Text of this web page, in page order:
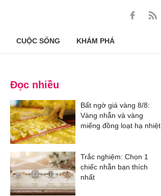
CUỘC SỐNG KHÁM PHÁ
Đọc nhiều
Bất ngờ giá vàng 8/8:
Vàng nhẫn và vàng
miếng đồng loạt hạ nhiệt
Trắc nghiệm: Chọn 1
chiếc nhẫn bạn thích
nhất